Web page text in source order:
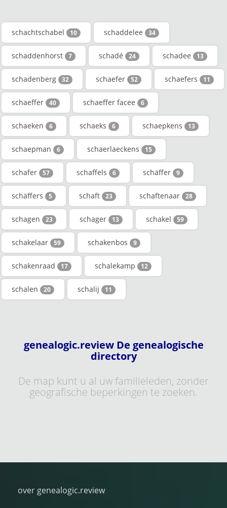
schachtschabel 10 schaddelee 34
schaddenhorst 7 schadé 24 schadee 13
schadenberg 32 schaefer 52 schaefers 11
schaeffer 40 schaeffer facee 6
schaeken 6 schaeks 6 schaepkens 13
schaepman 6 schaerlaeckens 15
schafer 57 schaffels 6 schäffer 9
schäffers 5 schaft 23 schaftenaar 28
schagen 23 schager 13 schakel 59
schakelaar 59 schakenbos 9
schakenraad 17 schalekamp 12
schalen 20 schalij 11
genealogic.review De genealogische
directory
De map kunt u al uw familieleden, zonder
geografische beperkingen te zoeken.
over genealogic.review